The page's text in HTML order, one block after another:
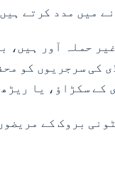
میں مدد کرتے
حملہ آور
کی سرجریوں کو
کے سکڑاؤ، یا
بروک کے